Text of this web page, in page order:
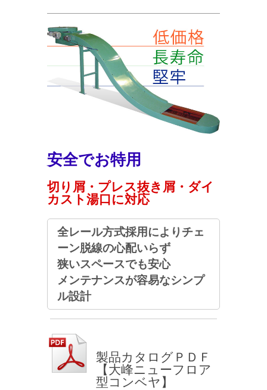
安全でお特用
切り屑・プレス抜き屑・ダイ
カスト湯口に対応
全レール方式採用によりチェ
ーン脱線の心配いらず
狭いスペースでも安心
メンテナンスが容易なシンプ
ル設計
製品カタログＰＤＦ
【大峰ニューフロア
型コンベヤ】